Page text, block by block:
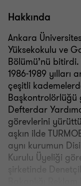
Hakkında
Ankara
Yüksekokulu ve
Bölümü’nü bitirdi.
1986-1989 yılları
çeşitli
Başkontrolörlüğü
Defterdar
görevlerini
aşkın ilde
aynı kurumun
Kurulu Üyeliği
şirketinde